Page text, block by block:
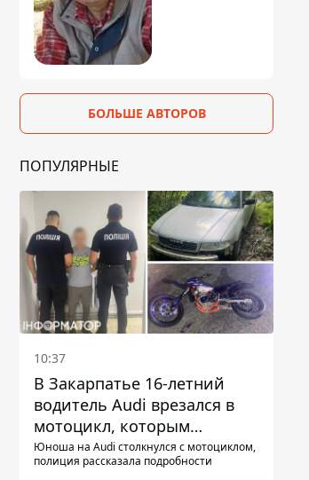
БОЛЬШЕ АВТОРОВ
ПОПУЛЯРНЫЕ
10:37
В Закарпатье 16-летний
водитель Audi врезался в
мотоцикл, которым
управлял 10-летний
мальчик
Юноша на Audi столкнулся с мотоциклом,
полиция рассказала подробности